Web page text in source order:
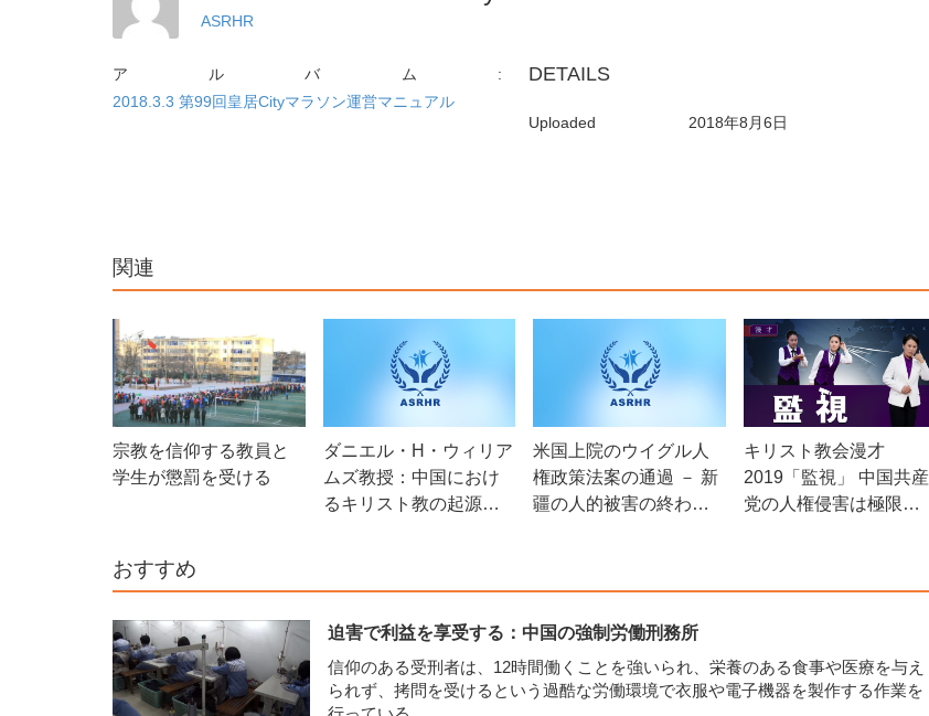
ASRHR
アルバム:
2018.3.3 第99回皇居Cityマラソン運営マニュアル
DETAILS
Uploaded 2018年8月6日
関連
宗教を信仰する教員と
学生が懲罰を受ける
ダニエル・H・ウィリア
ムズ教授：中国におけ
るキリスト教の起源
米国上院のウイグル人
権政策法案の通過 － 新
疆の人的被害の終わり
キリスト教会漫才
2019「監視」 中国共産
党の人権侵害は極限ま
おすすめ
迫害で利益を享受する：中国の強制労働刑務所
信仰のある受刑者は、12時間働くことを強いられ、栄養のある食事や医療を与え
られず、拷問を受けるという過酷な労働環境で衣服や電子機器を製作する作業を